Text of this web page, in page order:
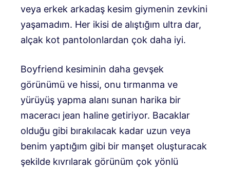
veya erkek arkadaş kesim giymenin zevkini
yaşamadım. Her ikisi de alıştığım ultra dar,
alçak kot pantolonlardan çok daha iyi.
Boyfriend kesiminin daha gevşek
görünümü ve hissi, onu tırmanma ve
yürüyüş yapma alanı sunan harika bir
maceracı jean haline getiriyor. Bacaklar
olduğu gibi bırakılacak kadar uzun veya
benim yaptığım gibi bir manşet oluşturacak
şekilde kıvrılarak görünüm çok yönlü